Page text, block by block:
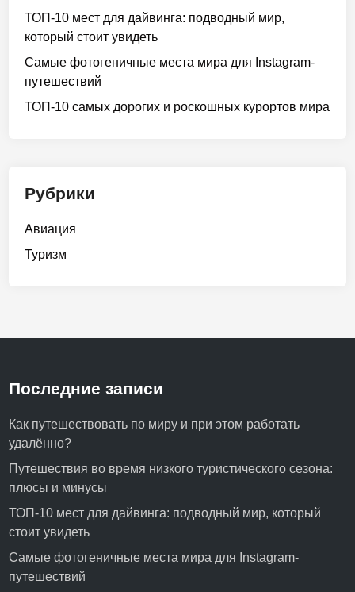
ТОП-10 мест для дайвинга: подводный мир,
который стоит увидеть
Самые фотогеничные места мира для Instagram-
путешествий
ТОП-10 самых дорогих и роскошных курортов мира
Рубрики
Авиация
Туризм
Последние записи
Как путешествовать по миру и при этом работать
удалённо?
Путешествия во время низкого туристического сезона:
плюсы и минусы
ТОП-10 мест для дайвинга: подводный мир, который
стоит увидеть
Самые фотогеничные места мира для Instagram-
путешествий